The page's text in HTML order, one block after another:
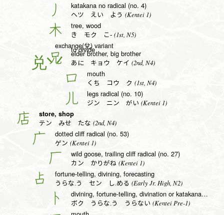
丿 katakana no radical (no. 4)
ヘツ えい よう (Kentei 1)
木 tree, wood
き モク こ- (1st, N5)
exchange(兌) variant
to divide
兄 elder brother, big brother
あに キョウ ケイ (2nd, N4)
口 mouth
くち コウ ク (1st, N4)
儿 legs radical (no. 10)
ジン ニン がい (Kentei 1)
店 store, shop
テン みせ たな (2nd, N4)
广 dotted cliff radical (no. 53)
ゲン (Kentei 1)
厂 wild goose, trailing cliff radical (no. 27)
カン かりがね (Kentei 1)
占 fortune-telling, divining, forecasting
うらな.う セン し.める (Early Jr. High, N2)
卜 divining, fortune-telling, divination or katakana to radical (no. 25)
ボク うらな.う うらない (Kentei Pre-1)